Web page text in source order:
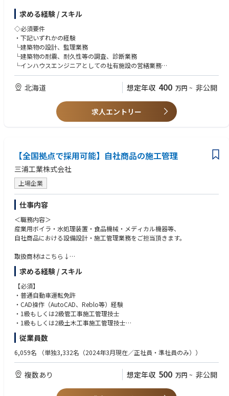
■配属先：
・土木建築部門のうち、発電所・変電所・営業所・社宅の営繕業務を実施
する役割・グループに配属
■魅力：
変電所・発電所・事務所等様々な建屋を2,000棟以上保有しており、設
計、工事監理に加え、維持保全業務、改修計画の立案、法令対応業務等、
とが可能です。
■入社後のキャリアプラン：
上記の通り、社有施設の営繕業務だけではなく、事業領域拡大に向けたコ
ンストラクションマネジメント、コミッショニングに関する社外営業等の
■働き方について：
・月平均残業時間20～30時間程度（全社）
・平均有給休暇取得日数17.4日／20日（全社）
※女性の育休取得率は100％、男性も5年で14名の取得実績があり、社員
に対する福利厚生も充実しています。
求める経験 / スキル
◇必須要件
・下記いずれかの経験
└建築物の設計、監理業務
└建築物の耐震、耐久性等の調査、診断業務
└インハウスエンジニアとしての社有施設の営繕業務
・北海道内の転勤を許容いただける方（建築担当の8割は札幌勤務です
が、道内各地でのプロジェクトに参画する可能性があるため北海道内での
転勤が発生します）
・1級もしくは2級建築士の資格を保有、または1級建築士取得に明確な意
北海道 想定年収 400 万円 ~ 非公開
求人エントリー
【全国拠点で採用可能】自社商品の施工管理
三浦工業株式会社
上場企業
仕事内容
＜職務内容＞
産業用ボイラ・水処理装置・食品機械・メディカル機器等、
自社商品における設備設計・施工管理業務をご担当頂きます。
取扱商材はこちら↓
https://www.miuraz.co.jp/product/
大きく分けて３つの部門で現在募集しております。
具体的な担当部門は、ご経験や保有資格等で検討させていただきます。
●ボイラ部門
●アクア部門（水処理）
●メディカル部門
＜業務詳細＞
・自社プラントの機械・電気設備の設備計画
・納入現場の施工図作成、機械・電気設備における搬入計画や図面作成
・現場での搬入指示や現場管理業務（人員管理、工程管理、安全管理な
ど）
求める経験 / スキル
【必須】
・普通自動車運転免許
・CAD操作（AutoCAD、Reblo等）経験
・1級もしくは2級管工事施工管理技士
・1級もしくは2級土木工事施工管理技士
【歓迎】
メーカー、ゼネコン、サブコン業界、水処理装置、設備業界
※メディカル部門（東京）のみ
病院・製薬・研究所等の業界経験者および
従業員数
6,059名 （単独3,332名（2024年3月現在／正社員・準社員のみ））
複数あり 想定年収 500 万円 ~ 非公開